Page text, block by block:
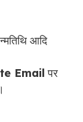
आदि
Email पर